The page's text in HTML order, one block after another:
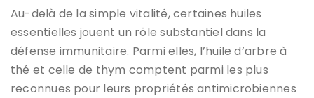
Au-delà de la simple vitalité, certaines huiles
essentielles jouent un rôle substantiel dans la
défense immunitaire. Parmi elles, l’huile d’arbre à
thé et celle de thym comptent parmi les plus
reconnues pour leurs propriétés antimicrobiennes